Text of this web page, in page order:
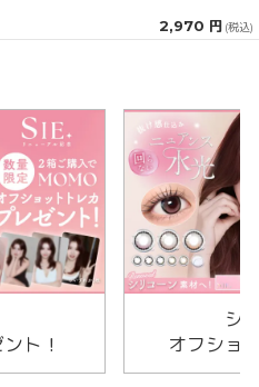
2,970 円 (税込)
ト！
シ
オフショ